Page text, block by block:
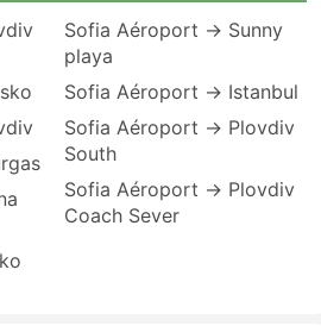
Sofia Aéroport → Sunny
playa
Sofia Aéroport → Istanbul
Sofia Aéroport → Plovdiv
South
Sofia Aéroport → Plovdiv
Coach Sever